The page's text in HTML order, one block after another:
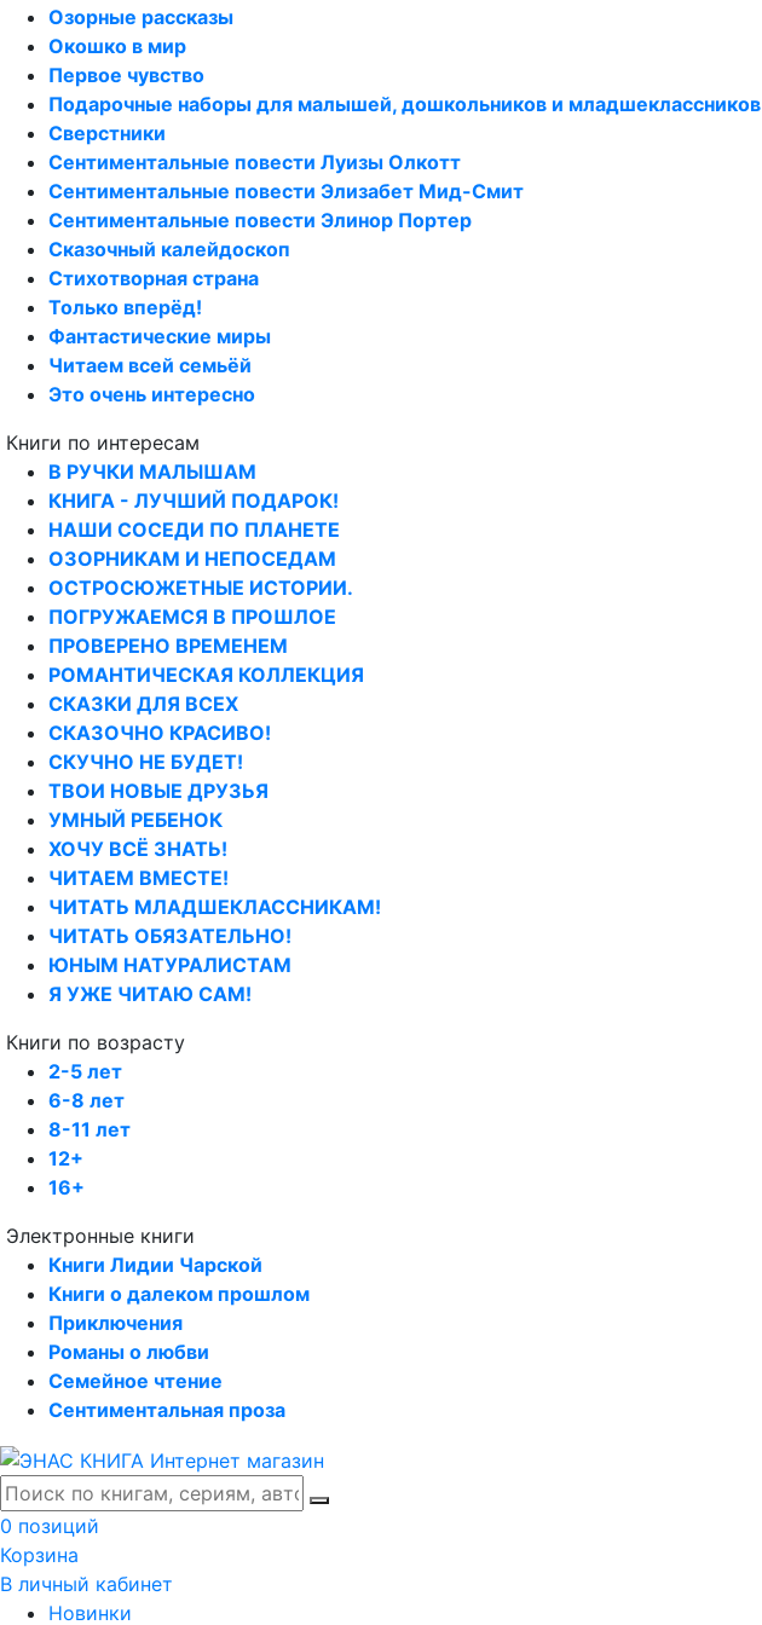
Озорные рассказы
Окошко в мир
Первое чувство
Подарочные наборы для малышей, дошкольников и младшеклассников
Сверстники
Сентиментальные повести Луизы Олкотт
Сентиментальные повести Элизабет Мид-Смит
Сентиментальные повести Элинор Портер
Сказочный калейдоскоп
Стихотворная страна
Только вперёд!
Фантастические миры
Читаем всей семьёй
Это очень интересно
Книги по интересам
В РУЧКИ МАЛЫШАМ
КНИГА - ЛУЧШИЙ ПОДАРОК!
НАШИ СОСЕДИ ПО ПЛАНЕТЕ
ОЗОРНИКАМ И НЕПОСЕДАМ
ОСТРОСЮЖЕТНЫЕ ИСТОРИИ.
ПОГРУЖАЕМСЯ В ПРОШЛОЕ
ПРОВЕРЕНО ВРЕМЕНЕМ
РОМАНТИЧЕСКАЯ КОЛЛЕКЦИЯ
СКАЗКИ ДЛЯ ВСЕХ
СКАЗОЧНО КРАСИВО!
СКУЧНО НЕ БУДЕТ!
ТВОИ НОВЫЕ ДРУЗЬЯ
УМНЫЙ РЕБЕНОК
ХОЧУ ВСЁ ЗНАТЬ!
ЧИТАЕМ ВМЕСТЕ!
ЧИТАТЬ МЛАДШЕКЛАССНИКАМ!
ЧИТАТЬ ОБЯЗАТЕЛЬНО!
ЮНЫМ НАТУРАЛИСТАМ
Я УЖЕ ЧИТАЮ САМ!
Книги по возрасту
2-5 лет
6-8 лет
8-11 лет
12+
16+
Электронные книги
Книги Лидии Чарской
Книги о далеком прошлом
Приключения
Романы о любви
Семейное чтение
Сентиментальная проза
0 позиций
Корзина
В личный кабинет
Новинки